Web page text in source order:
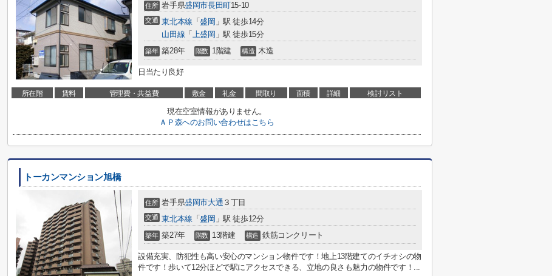
住所 岩手県盛岡市長田町15-10
交通 東北本線 「盛岡 」駅 徒歩14分
山田線 「 上盛岡 」駅 徒歩15分
築年 築28年 階数 1階建 構造 木造
日当たり良好
所在階 賃料 管理費・共益費 敷金 礼金 間取り 面積 詳細 検討リスト
現在空室情報がありません。
ＡＰ森へのお問い合わせはこちら
トーカンマンション旭橋
住所 岩手県盛岡市大通 ３丁目
交通 東北本線 「盛岡 」駅 徒歩12分
築年 築27年 階数 13階建 構造 鉄筋コンクリート
設備充実、防犯性も高い安心のマンション物件です！地上13階建てのイチオシの物
件です！歩いて12分ほどで駅にアクセスできる、立地の良さも魅力の物件です！...